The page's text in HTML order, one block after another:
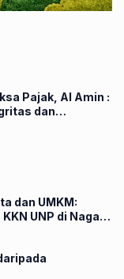
Pajak, Al Amin :
dan
dan UMKM:
UNP di Nagari